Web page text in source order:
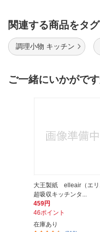
関連する商品をタ
調理小物 キッチン
ご一緒にいかがで
大王製紙 elleair（エリ
超吸収キッチンタ...
459円
46ポイント
在庫あり